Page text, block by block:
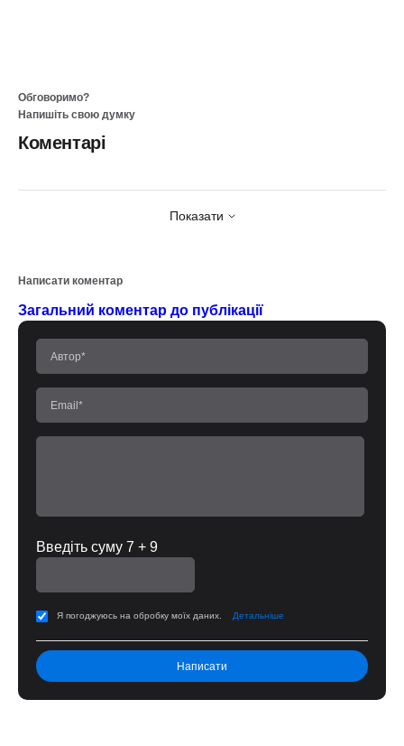
Обговоримо?
Напишіть свою думку
Коментарі
Показати
Написати коментар
Загальний коментар до публікації
Введіть суму 7 + 9
Я погоджуюсь на обробку моїх даних. Детальніше